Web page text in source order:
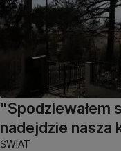
"Spodziewałem
nadejdzie nasza
ŚWIAT